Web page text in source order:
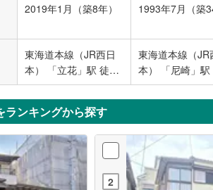
2019年1月（築8年） 1993年7月（築
東海道本線（JR西日
本） 「立花」駅 徒歩
21分
東海道本線（JR
本） 「尼崎」駅
17分
ランキングから探す
2